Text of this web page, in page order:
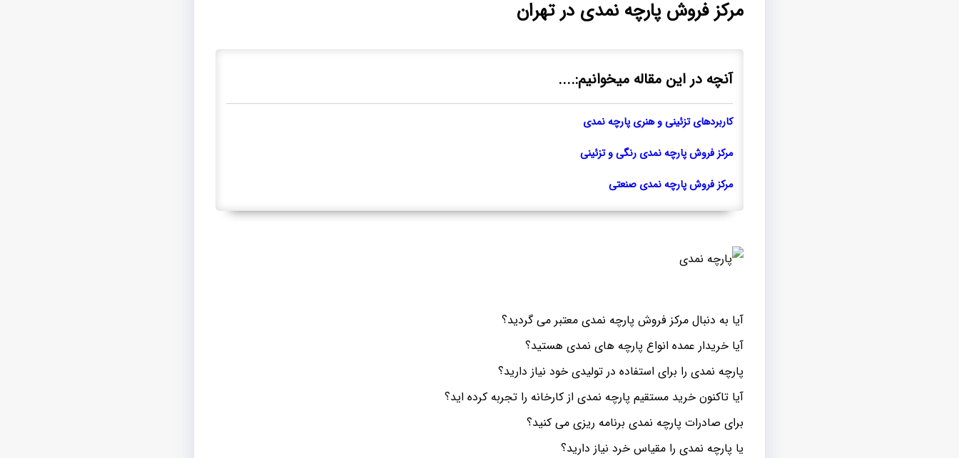
مرکز فروش پارچه نمدی در تهران
آنچه در این مقاله میخوانیم:....
کاربردهای تزئینی و هنری پارچه نمدی
مرکز فروش پارچه نمدی رنگی و تزئینی
مرکز فروش پارچه نمدی صنعتی
آیا به دنبال مرکز فروش پارچه نمدی معتبر می گردید؟
آیا خریدار عمده انواع پارچه های نمدی هستید؟
پارچه نمدی را برای استفاده در تولیدی خود نیاز دارید؟
آیا تاکنون خرید مستقیم پارچه نمدی از کارخانه را تجربه کرده اید؟
برای صادرات پارچه نمدی برنامه ریزی می کنید؟
یا پارچه نمدی را مقیاس خرد نیاز دارید؟